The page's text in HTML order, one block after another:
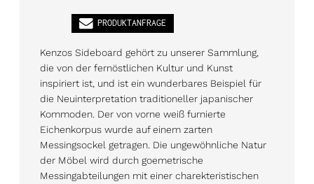
PRODUKTANFRAGE
Kenzos Sideboard gehört zu unserer Sammlung,
die von der fernöstlichen Kultur und Kunst
inspiriert ist, und ist ein wunderbares Beispiel für
die Neuinterpretation traditioneller japanischer
Kommoden. Der von vorne weiß furnierte
Eichenkorpus wurde auf einem zarten
Messingsockel getragen. Die ungewöhnliche Natur
der Möbel wird durch goemetrische
Messingabteilungen mit einer charekteristischen